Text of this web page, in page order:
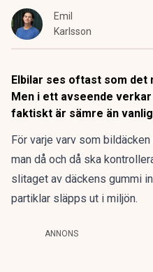
Emil
Karlsson
Elbilar ses oftast som
Men i ett avseende
faktiskt är sämre än
För varje varv som
man då och då ska
slitaget av däckens gummi
partiklar släpps ut i miljön.
ANNONS